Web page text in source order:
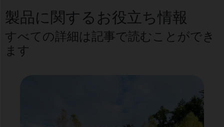
製品に関するお役立ち情報
すべての詳細は記事で読むことができ
ます